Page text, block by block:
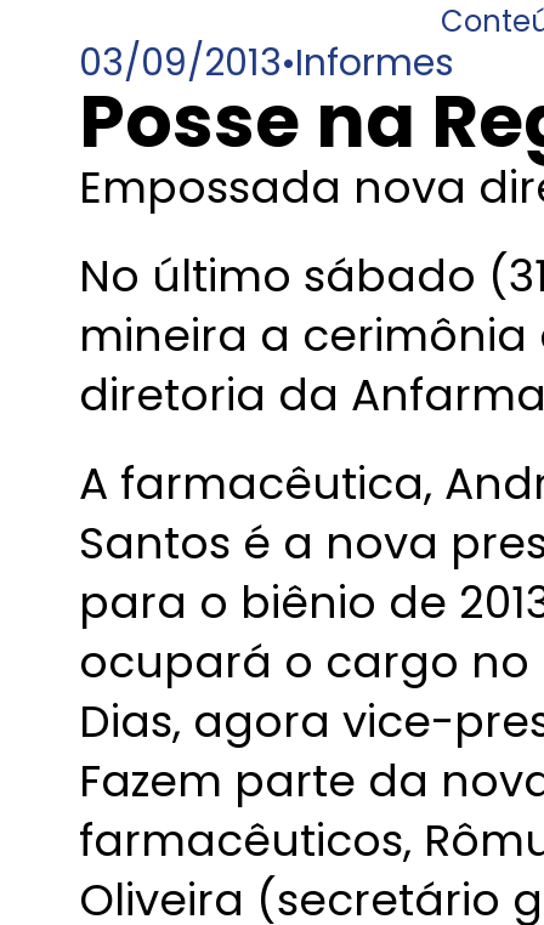
03/09/2013•Informes
Posse na
Empossada nova
No último sábado
mineira a
diretoria da
A farmacêutica,
Santos é a nova
para o biênio de
ocupará o cargo no
Dias, agora vice-
Fazem parte da
farmacêuticos,
Oliveira (secretário